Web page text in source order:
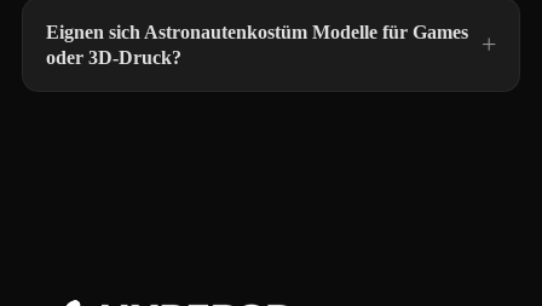
Eignen sich Astronautenkostüm Modelle für Games
oder 3D-Druck?